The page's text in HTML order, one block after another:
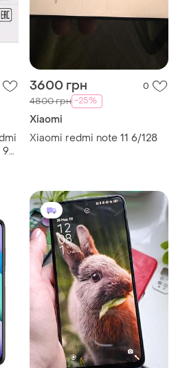
3600 грн 0
4800 грн -25%
Xiaomi
Xiaomi redmi note 11 6/128